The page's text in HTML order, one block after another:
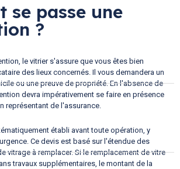
se passe une
?
le vitrier s'assure que vous êtes bien
des lieux concernés. Il vous demandera un
ou une preuve de propriété. En l'absence de
devra impérativement se faire en présence
représentant de l'assurance.
établi avant toute opération, y
Ce devis est basé sur l'étendue des
vitrage à remplacer. Si le remplacement de vitre
travaux supplémentaires, le montant de la